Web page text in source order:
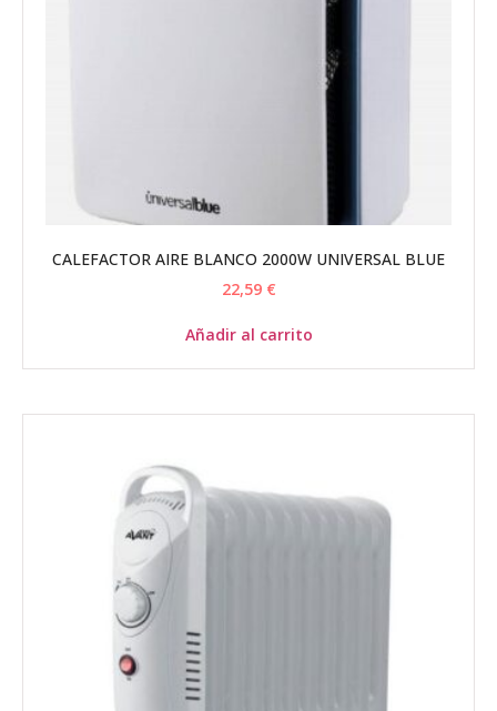
CALEFACTOR AIRE BLANCO 2000W UNIVERSAL BLUE
22,59 €
Añadir al carrito